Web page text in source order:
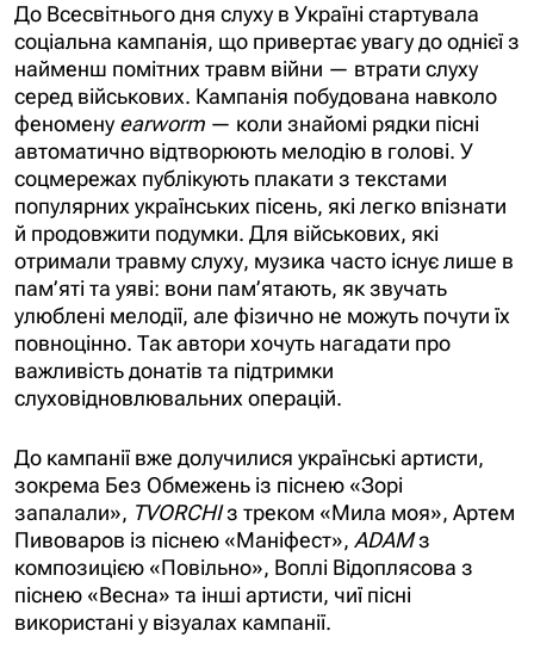
До Всесвітнього дня слуху в Україні стартувала
соціальна кампанія, що привертає увагу до однієї з
найменш помітних травм війни — втрати слуху
серед військових. Кампанія побудована навколо
феномену earworm — коли знайомі рядки пісні
автоматично відтворюють мелодію в голові. У
соцмережах публікують плакати з текстами
популярних українських пісень, які легко впізнати
й продовжити подумки. Для військових, які
отримали травму слуху, музика часто існує лише в
пам’яті та уяві: вони пам’ятають, як звучать
улюблені мелодії, але фізично не можуть почути їх
повноцінно. Так автори хочуть нагадати про
важливість донатів та підтримки
слуховідновлювальних операцій.
До кампанії вже долучилися українські артисти,
зокрема Без Обмежень із піснею «Зорі
запалали», TVORCHIз треком «Мила моя», Артем
Пивоваров із піснею «Маніфест», ADAMз
композицією «Повільно», Воплі Відоплясова з
піснею «Весна» та інші артисти, чиї пісні
використані у візуалах кампанії.